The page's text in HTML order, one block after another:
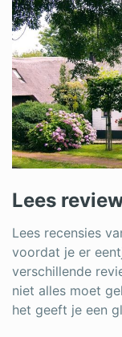
Lees
Lees recensies
voordat je er
verschillende
niet alles moet
het geeft je een